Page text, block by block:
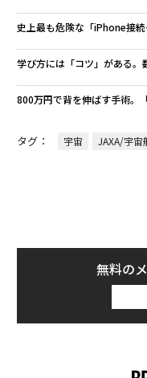
史上最も危険な「iPhone接
学び方には「コツ」がある
800万円で背を伸ばす手術。
タグ： 宇宙 JAXA/宇宙
無料の